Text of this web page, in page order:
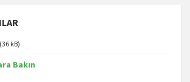
(36 kB)
Bakın